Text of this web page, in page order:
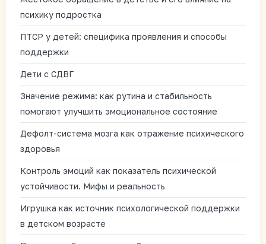
психику подростка
ПТСР у детей: специфика проявления и способы
поддержки
Дети с СДВГ
Значение режима: как рутина и стабильность
помогают улучшить эмоциональное состояние
Дефолт-система мозга как отражение психического
здоровья
Контроль эмоций как показатель психической
устойчивости. Мифы и реальность
Игрушка как источник психологической поддержки
в детском возрасте